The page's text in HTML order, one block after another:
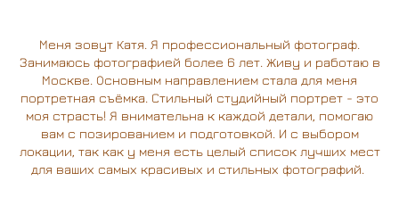
Меня зовут Катя. Я профессиональный фотограф.
Занимаюсь фотографией более 6 лет. Живу и работаю в
Москве. Основным направлением стала для меня
портретная съёмка. Стильный студийный портрет - это
моя страсть! Я внимательна к каждой детали, помогаю
вам с позированием и подготовкой. И с выбором
локации, так как у меня есть целый список лучших мест
для ваших самых красивых и стильных фотографий.